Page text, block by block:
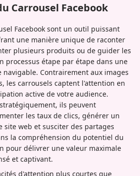
Carrousel Facebook
Facebook sont un outil puissant
une manière unique de raconter
plusieurs produits ou de guider les
processus étape par étape dans une
Contrairement aux images
les carrousels captent l'attention en
active de votre audience.
ils peuvent
les taux de clics, générer un
site web et susciter des partages
la compréhension du potentiel du
pour délivrer une valeur maximale
et captivant.
d'attention plus courtes que